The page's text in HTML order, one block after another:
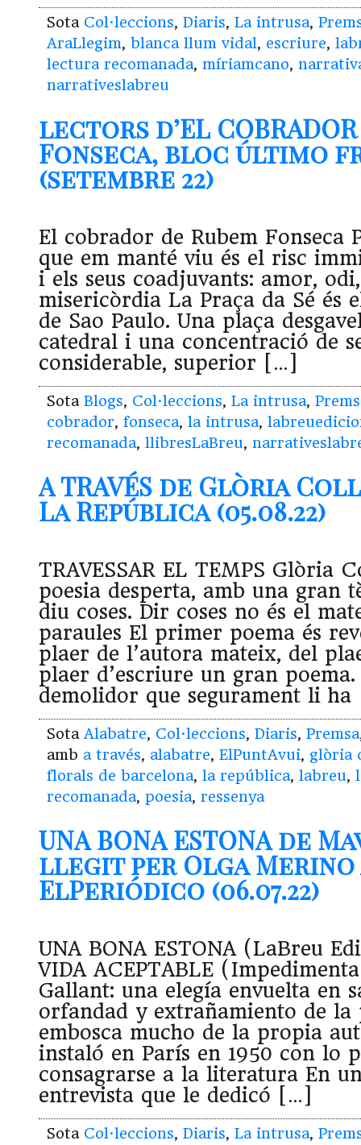
Sota Col·leccions, Diaris, La intrusa,
AraLlegim, blanca llum vidal, escriure,
lectura recomanada, míriamcano,
narrativeslabreu
lectors d’EL
Fonseca, bloc último
(setembre 22)
El cobrador de Rubem Fonseca
que em manté viu és el risc
i els seus coadjuvants: amor,
misericòrdia La Praça da Sé és
de Sao Paulo. Una plaça
catedral i una concentració de
considerable, superior […]
Sota Blogs, Col·leccions, La intrusa,
cobrador, fonseca, la intrusa,
recomanada, llibresLaBreu,
A TRAVÉS de Glòria
La República (05.08.22)
TRAVESSAR EL TEMPS Glòria
poesia desperta, amb una gran
diu coses. Dir coses no és el
paraules El pri­mer poema és
plaer de l’autora mateix, del
plaer d’escriure un gran
demo­li­dor que segu­ra­ment li
Sota Alabatre, Col·leccions, Diaris, Premsa
amb a través, alabatre, ElPuntAvui, glòria
florals de barcelona, la república, labreu,
recomanada, poesia, ressenya
UNA BONA ESTONA de
llegit per Olga Merino
ElPeriódico (06.07.22)
UNA BONA ESTONA (LaBreu
VIDA ACEPTABLE
Gallant: una elegía envuelta en
orfandad y extrañamiento de la
embosca mucho de la propia
instaló en París en 1950 con lo
consagrarse a la literatura En
entrevista que le dedicó […]
Sota Col·leccions, Diaris, La intrusa,